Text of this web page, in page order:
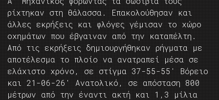
ρίχτηκαν στη θάλασσα. Επακολούθησαν και
άλλες εκρήξεις και φλόγες γέμισαν το χώρο
οχημάτων που έβγαιναν από την καταπέλτη.
Από τις εκρήξεις δημιουργήθηκαν ρήγματα με
αποτέλεσμα το πλοίο να ανατραπεί μέσα σε
ελάχιστο χρόνο, σε στίγμα 37-55-55′ Βόρειο
και 21-06-26′ Ανατολικό, σε απόσταση 800
μέτρων από την έναντι ακτή και 1,3 μίλια